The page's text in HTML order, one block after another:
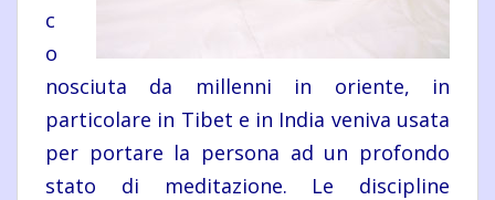
c
o
nosciuta da millenni in oriente, in
particolare in Tibet e in India veniva usata
per portare la persona ad un profondo
stato di meditazione. Le discipline